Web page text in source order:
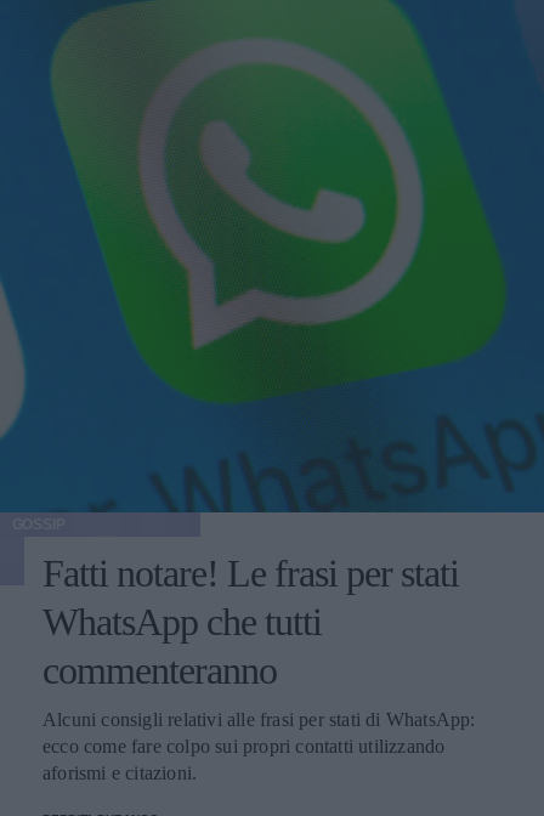
Fatti notare! Le frasi per stati
WhatsApp che tutti
commenteranno
Alcuni consigli relativi alle frasi per stati di WhatsApp:
ecco come fare colpo sui propri contatti utilizzando
aforismi e citazioni.